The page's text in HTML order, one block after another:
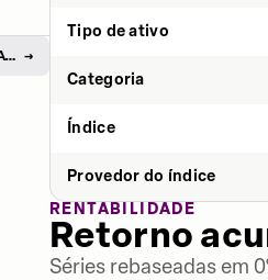
ICOM - ÍNDICE TEVA AÇÕES COMÉRCIO →
Tipo de ativo
Categoria
Índice
Provedor do índice
RENTABILIDADE
Retorno
Séries rebaseadas em